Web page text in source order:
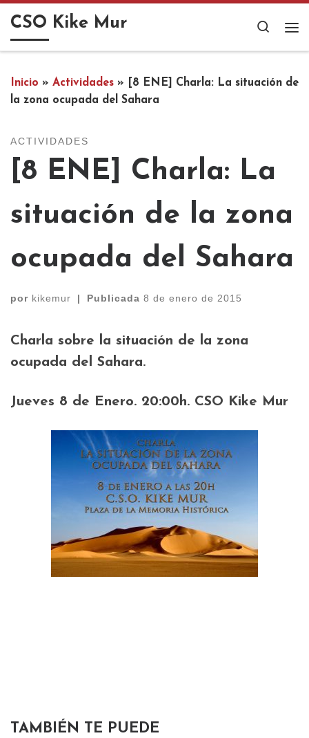
Saltar al contenido
CSO Kike Mur
Search
Inicio » Actividades »
[8 ENE] Charla: La situación de
la zona ocupada del Sahara
ACTIVIDADES
[8 ENE] Charla: La
situación de la zona
ocupada del Sahara
por kikemur | Publicada 8 de enero de 2015
Charla sobre la situación de la zona
ocupada del Sahara.
Jueves 8 de Enero. 20:00h. CSO Kike Mur
TAMBIÉN TE PUEDE